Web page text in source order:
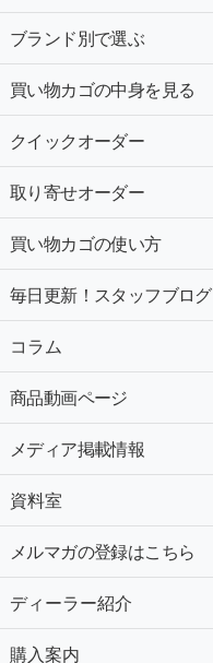
ブランド別で選ぶ
買い物カゴの中身を見る
クイックオーダー
取り寄せオーダー
買い物カゴの使い方
毎日更新！スタッフブログ
コラム
商品動画ページ
メディア掲載情報
資料室
メルマガの登録はこちら
ディーラー紹介
購入案内